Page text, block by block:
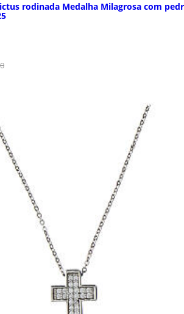
rodinada Medalha Milagrosa com